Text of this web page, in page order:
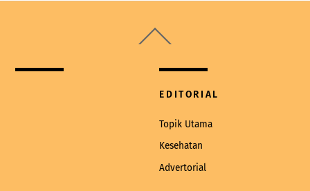
To
EDITORIAL
Topik Utama
Kesehatan
Advertorial